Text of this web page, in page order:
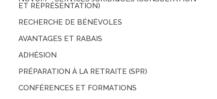
ET REPRÉSENTATION)
RECHERCHE DE BÉNÉVOLES
AVANTAGES ET RABAIS
ADHÉSION
PRÉPARATION À LA RETRAITE (SPR)
CONFÉRENCES ET FORMATIONS